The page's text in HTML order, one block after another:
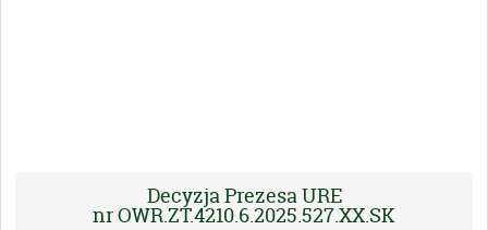
Decyzja Prezesa URE
nr OWR.ZT.4210.6.2025.527.XX.SK